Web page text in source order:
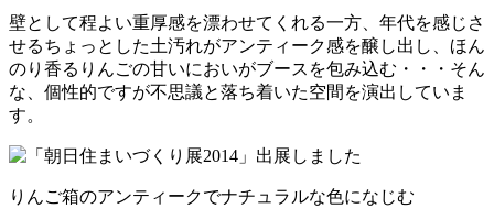
壁として程よい重厚感を漂わせてくれる一方、年代を感じさ
せるちょっとした土汚れがアンティーク感を醸し出し、ほん
のり香るりんごの甘いにおいがブースを包み込む・・・そん
な、個性的ですが不思議と落ち着いた空間を演出していま
す。
りんご箱のアンティークでナチュラルな色になじむ